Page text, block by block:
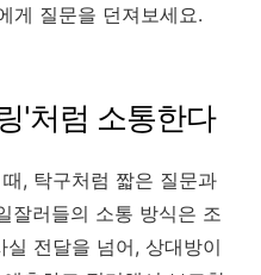
게 질문을 던져보세요.
'처럼 소통한다
, 탁구처럼 짧은 질문과
잘러들의 소통 방식은 조
전달을 넘어, 상대방이